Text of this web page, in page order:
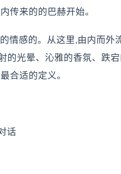
传来的的巴赫开始。
情感的。从这里,由内而外
的光晕、沁雅的香氛、跌
合适的定义。
话